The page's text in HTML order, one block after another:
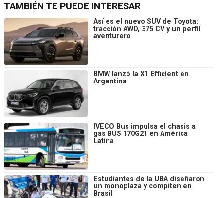
TAMBIÉN TE PUEDE INTERESAR
Así es el nuevo SUV de Toyota:
tracción AWD, 375 CV y un perfil
aventurero
BMW lanzó la X1 Efficient en
Argentina
IVECO Bus impulsa el chasis a
gas BUS 170G21 en América
Latina
Estudiantes de la UBA diseñaron
un monoplaza y compiten en
Brasil